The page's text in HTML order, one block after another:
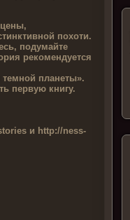
похоти.
подумайте
рекомендуется
планеты».
первую книгу.
и http://ness-